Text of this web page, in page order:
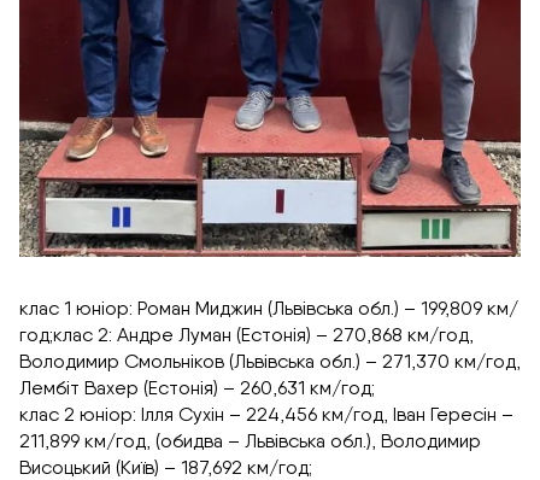
клас 1 юніор: Роман Миджин (Львівська обл.) – 199,809 км/
год;клас 2: Андре Луман (Естонія) – 270,868 км/год,
Володимир Смольніков (Львівська обл.) – 271,370 км/год,
Лембіт Вахер (Естонія) – 260,631 км/год;
клас 2 юніор: Ілля Сухін – 224,456 км/год, Іван Гересін –
211,899 км/год, (обидва – Львівська обл.), Володимир
Висоцький (Київ) – 187,692 км/год;